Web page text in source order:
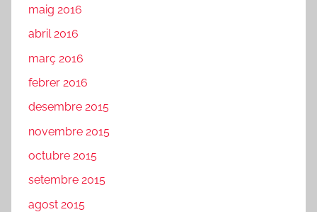
maig 2016
abril 2016
març 2016
febrer 2016
desembre 2015
novembre 2015
octubre 2015
setembre 2015
agost 2015